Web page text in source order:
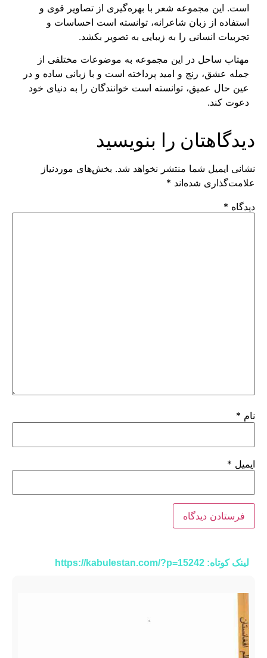
لینک کوتاه: https://kabulestan.com/?p=15242
است. این مجموعه شعر با بهره‌گیری از تصاویر قوی و
استفاده از زبان شاعرانه، توانسته است احساسات و
تجربیات انسانی را به زیبایی به تصویر بکشد.
مهتاب ساحل در این مجموعه به موضوعات مختلفی از
جمله عشق، رنج و امید پرداخته است و با زبانی ساده و در
عین حال عمیق، توانسته است خوانندگان را به دنیای خود
دعوت کند.
دیدگاهتان را بنویسید
نشانی ایمیل شما منتشر نخواهد شد. بخش‌های موردنیاز
علامت‌گذاری شده‌اند *
دیدگاه *
نام *
ایمیل *